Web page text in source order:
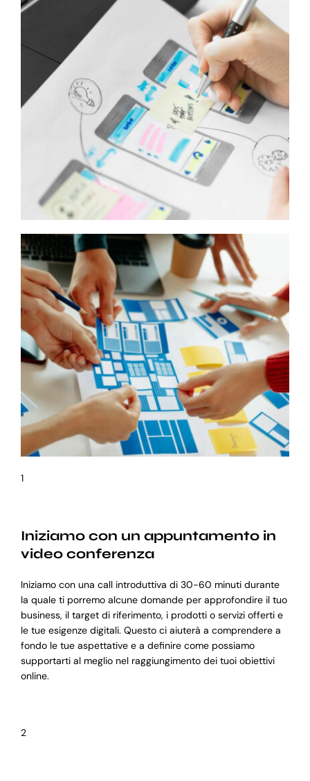
1
Iniziamo con un appuntamento in
video conferenza
Iniziamo con una call introduttiva di 30-60 minuti durante
la quale ti porremo alcune domande per approfondire il tuo
business, il target di riferimento, i prodotti o servizi offerti e
le tue esigenze digitali. Questo ci aiuterà a comprendere a
fondo le tue aspettative e a definire come possiamo
supportarti al meglio nel raggiungimento dei tuoi obiettivi
online.
2